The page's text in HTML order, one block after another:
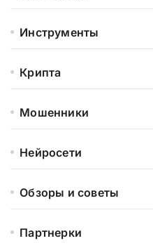
Инструменты
Крипта
Мошенники
Нейросети
Обзоры и советы
Партнерки